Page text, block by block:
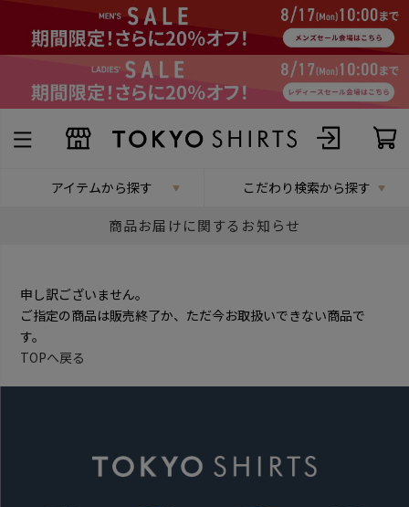
アイテムから探す こだわり検索から探す
商品お届けに関するお知らせ
申し訳ございません。
ご指定の商品は販売終了か、ただ今お取扱いできない商品で
す。
TOPへ戻る